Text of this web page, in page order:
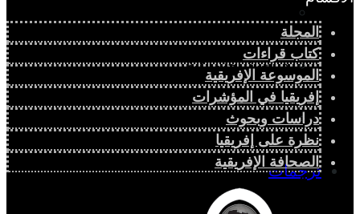
دراسة اجتماعية
دراسة اقتصادية
ترجمات
المجلة
كتاب قراءات
الموسوعة الإفريقية
إفريقيا في المؤشرات
دراسات وبحوث
نظرة على إفريقيا
الصحافة الإفريقية